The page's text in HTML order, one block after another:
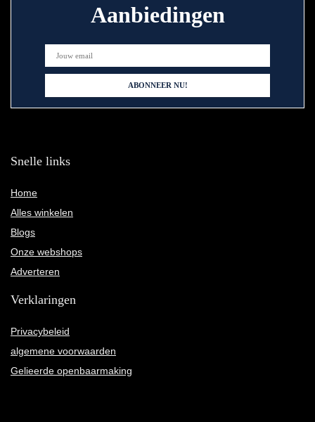
Aanbiedingen
Snelle links
Home
Alles winkelen
Blogs
Onze webshops
Adverteren
Verklaringen
Privacybeleid
algemene voorwaarden
Gelieerde openbaarmaking